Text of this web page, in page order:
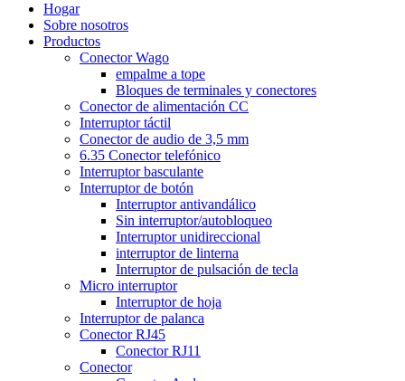
Hogar
Sobre nosotros
Productos
Conector Wago
empalme a tope
Bloques de terminales y conectores
Conector de alimentación CC
Interruptor táctil
Conector de audio de 3,5 mm
6.35 Conector telefónico
Interruptor basculante
Interruptor de botón
Interruptor antivandálico
Sin interruptor/autobloqueo
Interruptor unidireccional
interruptor de linterna
Interruptor de pulsación de tecla
Micro interruptor
Interruptor de hoja
Interruptor de palanca
Conector RJ45
Conector RJ11
Conector